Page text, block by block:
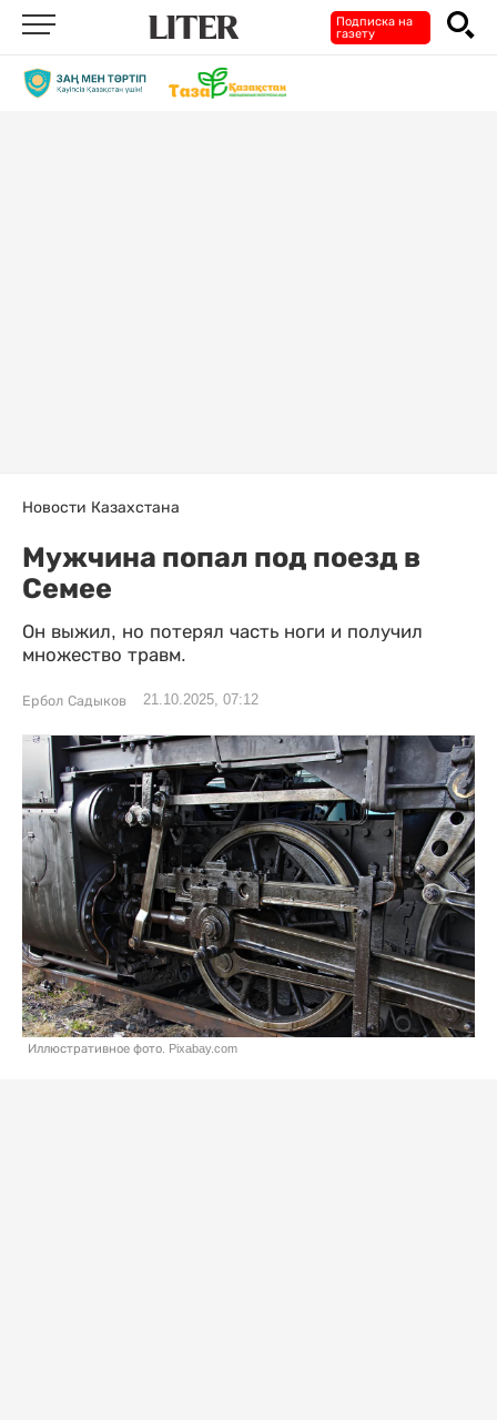
Подписка на
газету
Новости Казахстана
Мужчина попал под поезд в
Семее
Он выжил, но потерял часть ноги и получил
множество травм.
Ербол Садыков 21.10.2025, 07:12
Иллюстративное фото. Pixabay.com